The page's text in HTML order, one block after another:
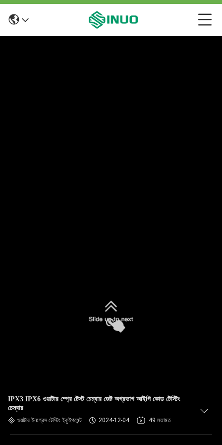
IPX3 IPX6 ওয়াটার স্প্রে টেস্ট চেম্বার জেট অগ্রভাগ আইপি কোড টেস্টিং
চেম্বার
ওয়াটার ইনগ্রেস টেস্টিং ইকুইপমেন্ট 2024-12-04 49 মতামত